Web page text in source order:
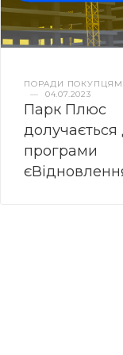
ПОРАДИ ПОКУПЦЯМ
—
04.07.2023
Парк Плюс
долучається
програми